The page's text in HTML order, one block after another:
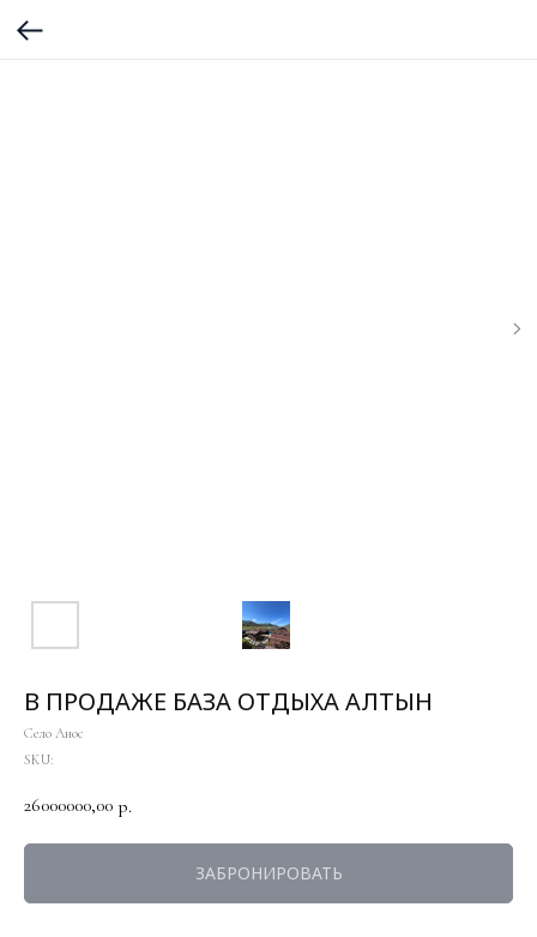
В ПРОДАЖЕ БАЗА ОТДЫХА АЛТЫН
Село Анос
SKU:
26000000,00 р.
ЗАБРОНИРОВАТЬ